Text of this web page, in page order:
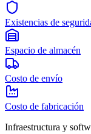
Existencias de
Espacio de almacén
Costo de envío
Costo de fabricación
Infraestructura y